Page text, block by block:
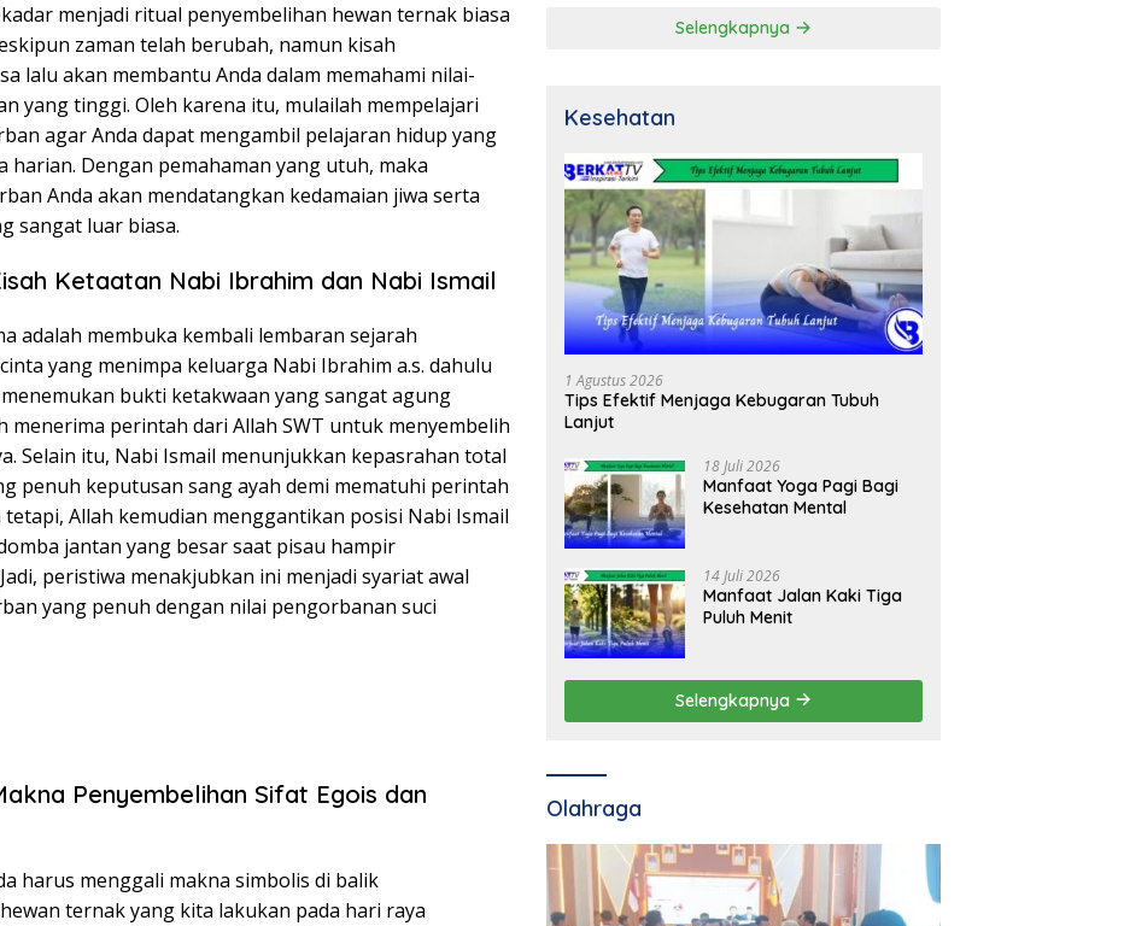
menjadi ritual penyembelihan hewan ternak biasa
zaman telah berubah, namun kisah
lalu akan membantu Anda dalam memahami nilai-
yang tinggi. Oleh karena itu, mulailah mempelajari
agar Anda dapat mengambil pelajaran hidup yang
harian. Dengan pemahaman yang utuh, maka
Anda akan mendatangkan kedamaian jiwa serta
sangat luar biasa.
Ketaatan Nabi Ibrahim dan Nabi Ismail
adalah membuka kembali lembaran sejarah
yang menimpa keluarga Nabi Ibrahim a.s. dahulu
menemukan bukti ketakwaan yang sangat agung
menerima perintah dari Allah SWT untuk menyembelih
Selain itu, Nabi Ismail menunjukkan kepasrahan total
penuh keputusan sang ayah demi mematuhi perintah
tetapi, Allah kemudian menggantikan posisi Nabi Ismail
jantan yang besar saat pisau hampir
peristiwa menakjubkan ini menjadi syariat awal
yang penuh dengan nilai pengorbanan suci
Penyembelihan Sifat Egois dan
harus menggali makna simbolis di balik
ternak yang kita lakukan pada hari raya
Selengkapnya
Kesehatan
1 Agustus 2026
Tips Efektif Menjaga Kebugaran Tubuh
Lanjut
18 Juli 2026
Manfaat Yoga Pagi Bagi
Kesehatan Mental
14 Juli 2026
Manfaat Jalan Kaki Tiga
Puluh Menit
Selengkapnya
Olahraga